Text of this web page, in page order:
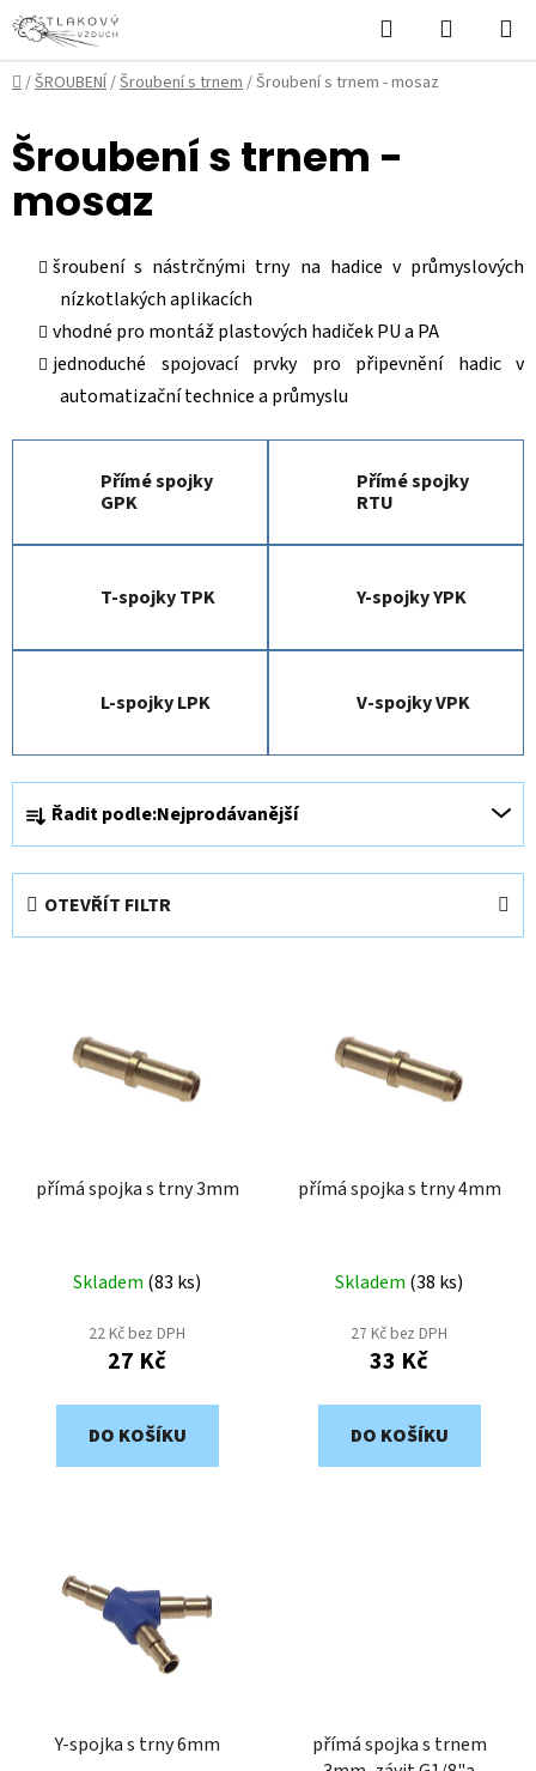
Přejít
na
obsah
Hledat
KOŠÍK
Domů
/ŠROUBENÍ/Šroubení s trnem/Šroubení s trnem - mosaz
Šroubení s trnem -
mosaz
šroubení s nástrčnými trny na hadice v průmyslových
nízkotlakých aplikacích
vhodné pro montáž plastových hadiček PU a PA
jednoduché spojovací prvky pro připevnění hadic v
automatizační technice a průmyslu
Přímé spojky
GPK
Přímé spojky
RTU
T-spojky TPK Y-spojky YPK
L-spojky LPK V-spojky VPK
Ř
a
z
e
n
í
Řadit podle:Nejprodávanější
OTEVŘÍT FILTR
přímá spojka s trny 3mm
Skladem (83 ks)
22 Kč bez DPH
27 Kč
DO KOŠÍKU
přímá spojka s trny 4mm
Skladem (38 ks)
27 Kč bez DPH
33 Kč
DO KOŠÍKU
Y-spojka s trny 6mm
přímá spojka s trnem